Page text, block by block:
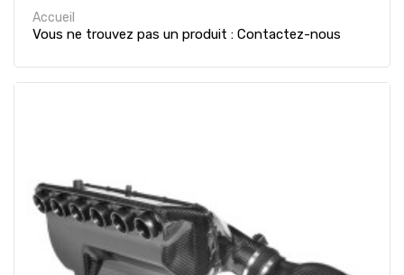
Accueil
Vous ne trouvez pas un produit : Contactez-nous